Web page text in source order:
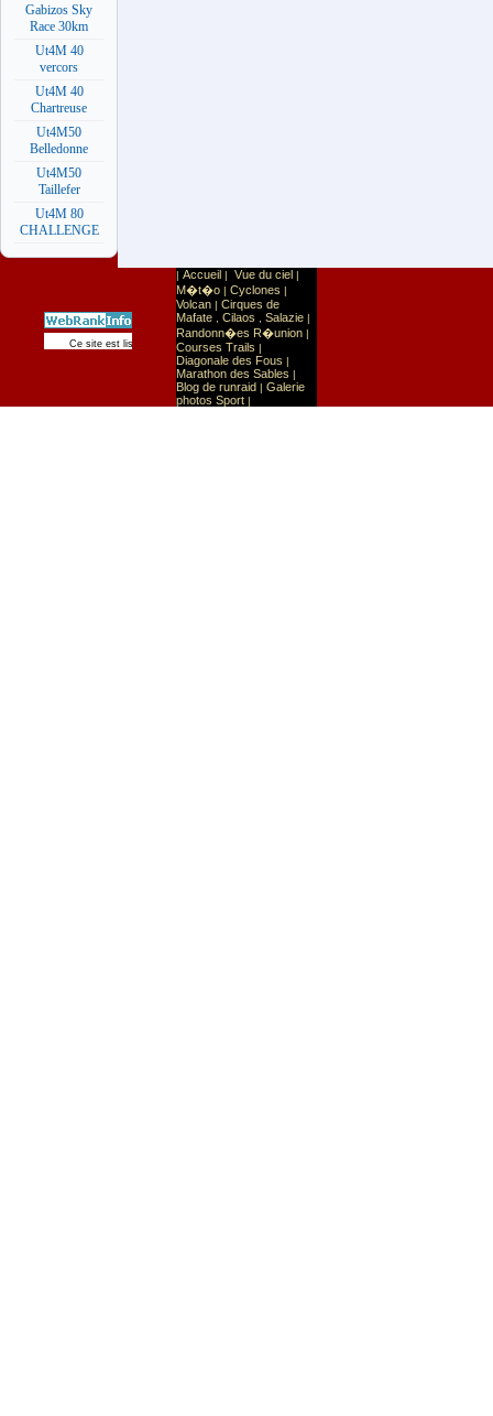
Gabizos Sky
Race 30km
Ut4M 40
vercors
Ut4M 40
Chartreuse
Ut4M50
Belledonne
Ut4M50
Taillefer
Ut4M 80
CHALLENGE
Ce site est list� dans la cat�gorieSport: Sports extr�mes
| Accueil | Vue du ciel |
M�t�o | Cyclones |
Volcan | Cirques de
Mafate
Cilaos Salazie |
Randonn�es R�union |
Courses Trails |
Diagonale des Fous |
Marathon des Sables |
Blog de runraid | Galerie
photos Sport |